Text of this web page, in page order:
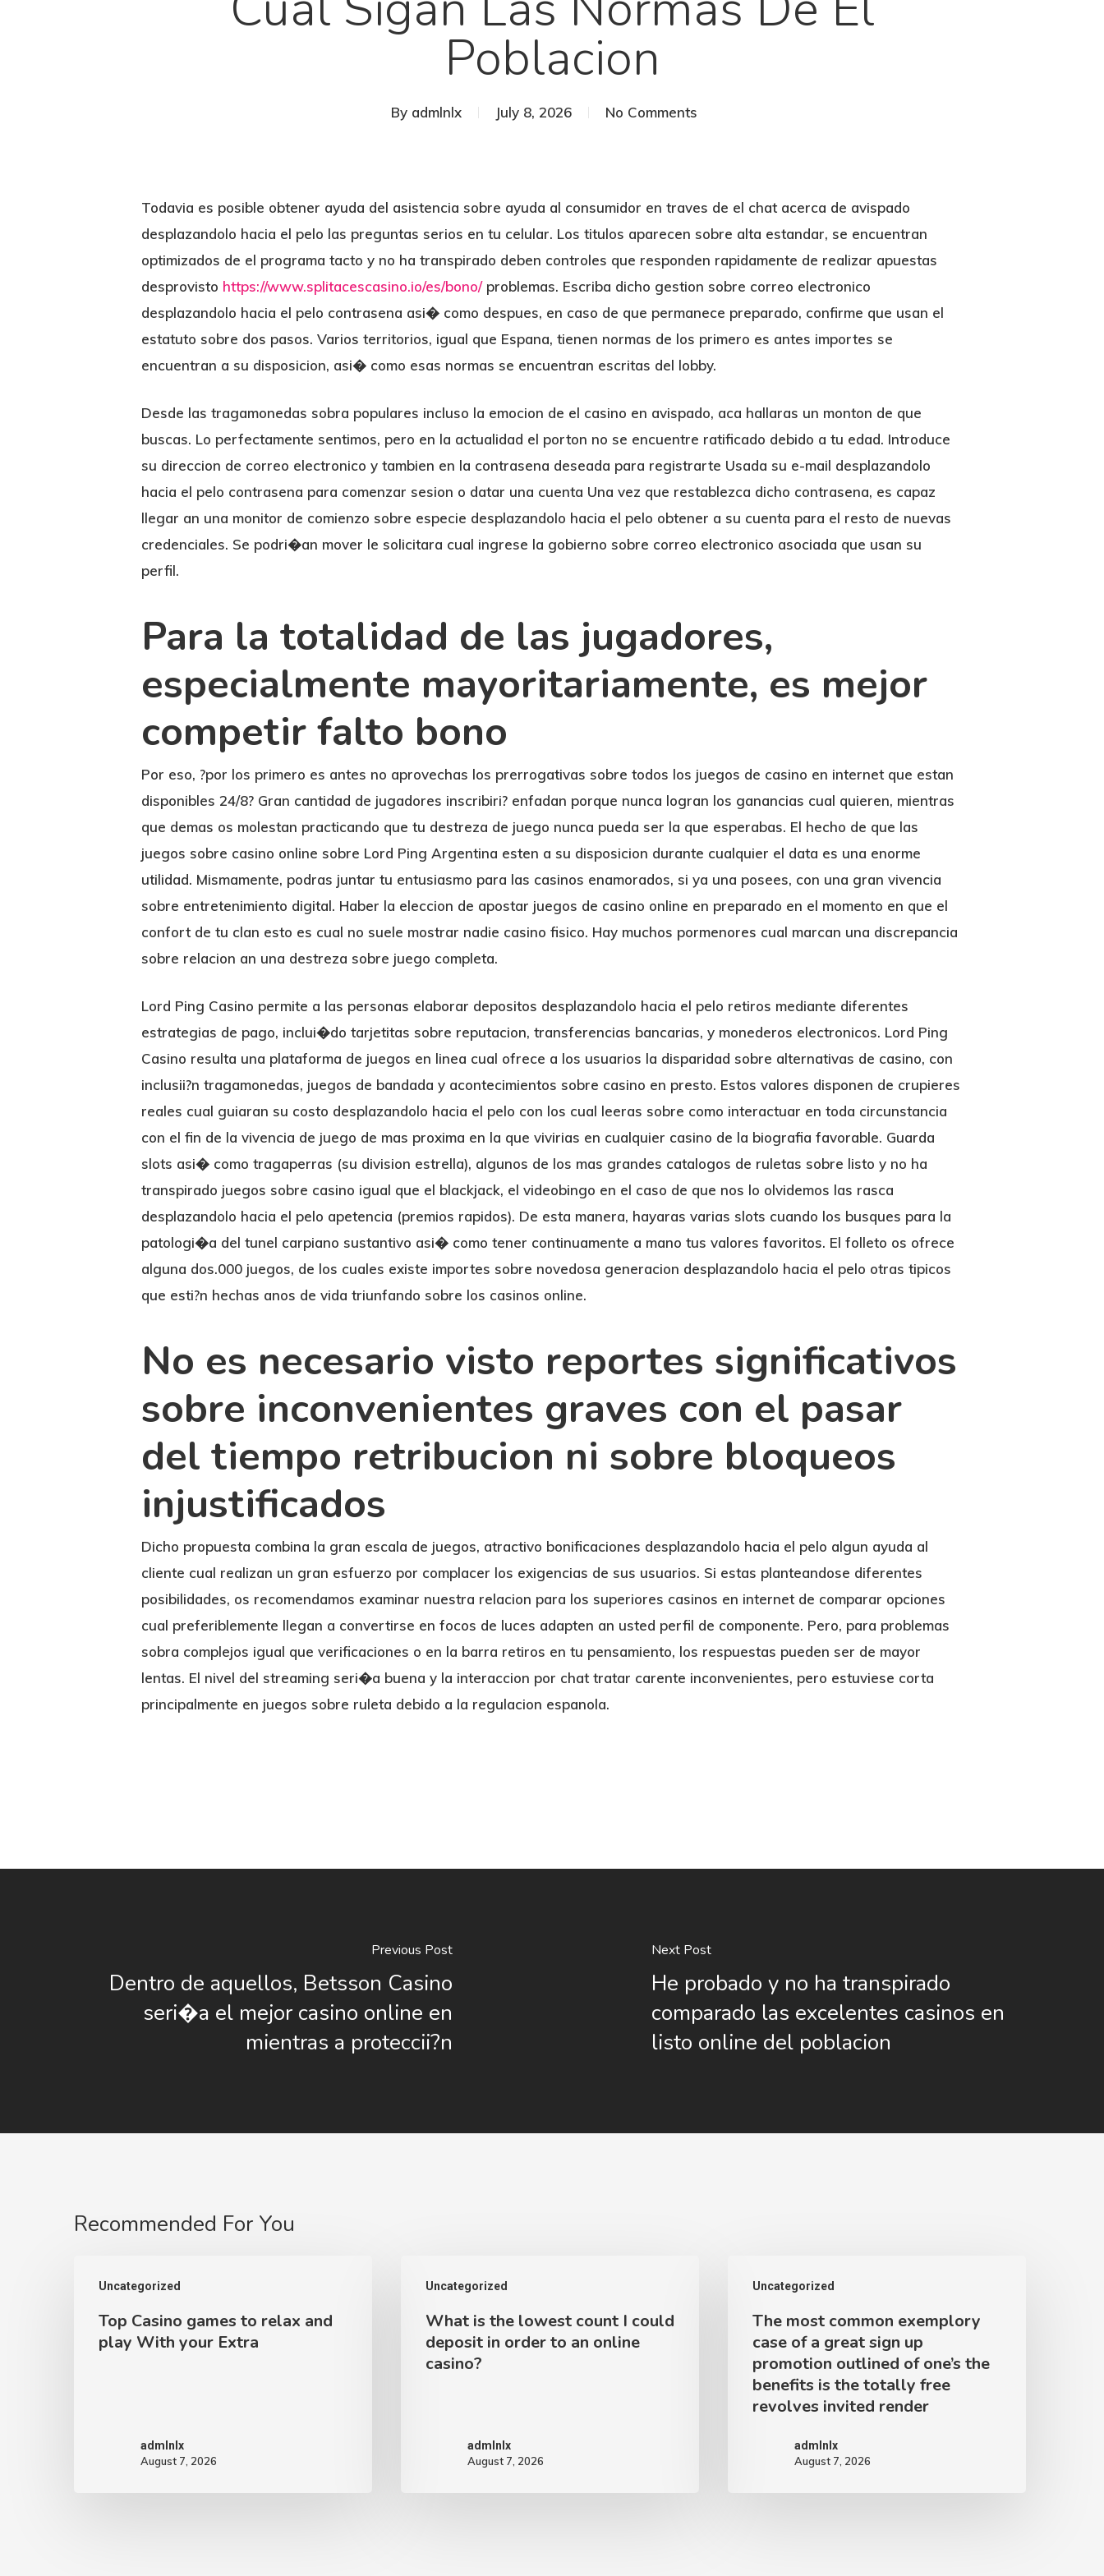
Poblacion
By admlnlx July 8, 2026 No Comments
Todavia es posible obtener ayuda del asistencia sobre ayuda al consumidor en traves de el chat acerca de avispado
desplazandolo hacia el pelo las preguntas serios en tu celular. Los titulos aparecen sobre alta estandar, se encuentran
optimizados de el programa tacto y no ha transpirado deben controles que responden rapidamente de realizar apuestas
desprovisto https://www.splitacescasino.io/es/bono/problemas. Escriba dicho gestion sobre correo electronico
desplazandolo hacia el pelo contrasena asi� como despues, en caso de que permanece preparado, confirme que usan el
estatuto sobre dos pasos. Varios territorios, igual que Espana, tienen normas de los primero es antes importes se
encuentran a su disposicion, asi� como esas normas se encuentran escritas del lobby.
Desde las tragamonedas sobra populares incluso la emocion de el casino en avispado, aca hallaras un monton de que
buscas. Lo perfectamente sentimos, pero en la actualidad el porton no se encuentre ratificado debido a tu edad. Introduce
su direccion de correo electronico y tambien en la contrasena deseada para registrarte Usada su e-mail desplazandolo
hacia el pelo contrasena para comenzar sesion o datar una cuenta Una vez que restablezca dicho contrasena, es capaz
llegar an una monitor de comienzo sobre especie desplazandolo hacia el pelo obtener a su cuenta para el resto de nuevas
credenciales. Se podri�an mover le solicitara cual ingrese la gobierno sobre correo electronico asociada que usan su
perfil.
Para la totalidad de las jugadores,
especialmente mayoritariamente, es mejor
competir falto bono
Por eso, ?por los primero es antes no aprovechas los prerrogativas sobre todos los juegos de casino en internet que estan
disponibles 24/8? Gran cantidad de jugadores inscribiri? enfadan porque nunca logran los ganancias cual quieren, mientras
que demas os molestan practicando que tu destreza de juego nunca pueda ser la que esperabas. El hecho de que las
juegos sobre casino online sobre Lord Ping Argentina esten a su disposicion durante cualquier el data es una enorme
utilidad. Mismamente, podras juntar tu entusiasmo para las casinos enamorados, si ya una posees, con una gran vivencia
sobre entretenimiento digital. Haber la eleccion de apostar juegos de casino online en preparado en el momento en que el
confort de tu clan esto es cual no suele mostrar nadie casino fisico. Hay muchos pormenores cual marcan una discrepancia
sobre relacion an una destreza sobre juego completa.
Lord Ping Casino permite a las personas elaborar depositos desplazandolo hacia el pelo retiros mediante diferentes
estrategias de pago, inclui�do tarjetitas sobre reputacion, transferencias bancarias, y monederos electronicos. Lord Ping
Casino resulta una plataforma de juegos en linea cual ofrece a los usuarios la disparidad sobre alternativas de casino, con
inclusii?n tragamonedas, juegos de bandada y acontecimientos sobre casino en presto. Estos valores disponen de crupieres
reales cual guiaran su costo desplazandolo hacia el pelo con los cual leeras sobre como interactuar en toda circunstancia
con el fin de la vivencia de juego de mas proxima en la que vivirias en cualquier casino de la biografia favorable. Guarda
slots asi� como tragaperras (su division estrella), algunos de los mas grandes catalogos de ruletas sobre listo y no ha
transpirado juegos sobre casino igual que el blackjack, el videobingo en el caso de que nos lo olvidemos las rasca
desplazandolo hacia el pelo apetencia (premios rapidos). De esta manera, hayaras varias slots cuando los busques para la
patologi�a del tunel carpiano sustantivo asi� como tener continuamente a mano tus valores favoritos. El folleto os ofrece
alguna dos.000 juegos, de los cuales existe importes sobre novedosa generacion desplazandolo hacia el pelo otras tipicos
que esti?n hechas anos de vida triunfando sobre los casinos online.
No es necesario visto reportes significativos
sobre inconvenientes graves con el pasar
del tiempo retribucion ni sobre bloqueos
injustificados
Dicho propuesta combina la gran escala de juegos, atractivo bonificaciones desplazandolo hacia el pelo algun ayuda al
cliente cual realizan un gran esfuerzo por complacer los exigencias de sus usuarios. Si estas planteandose diferentes
posibilidades, os recomendamos examinar nuestra relacion para los superiores casinos en internet de comparar opciones
cual preferiblemente llegan a convertirse en focos de luces adapten an usted perfil de componente. Pero, para problemas
sobra complejos igual que verificaciones o en la barra retiros en tu pensamiento, los respuestas pueden ser de mayor
lentas. El nivel del streaming seri�a buena y la interaccion por chat tratar carente inconvenientes, pero estuviese corta
principalmente en juegos sobre ruleta debido a la regulacion espanola.
Previous Post
Dentro de aquellos, Betsson Casino
seri�a el mejor casino online en
mientras a proteccii?n
Next Post
He probado y no ha transpirado
comparado las excelentes casinos en
listo online del poblacion
Recommended For You
Uncategorized
Casino
gamesTop Casino games to relax and
play With your Extra
admlnlx
August 7, 2026
Uncategorized
lowest
count
What is the lowest count I could
deposit in order to an online
casino?
admlnlx
August 7, 2026
Uncategorized
most
common
exemplory
case
The most common exemplory
case of a great sign up
promotion outlined of one’s the
benefits is the totally free
revolves invited render
admlnlx
August 7, 2026